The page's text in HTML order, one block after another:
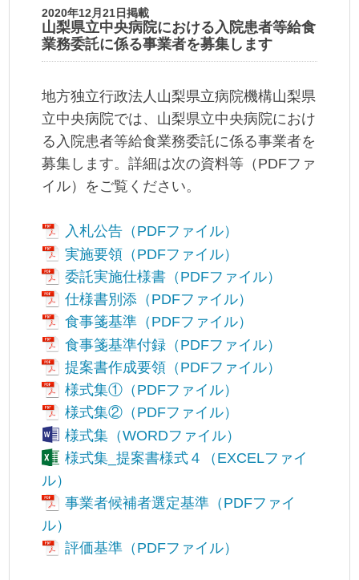
2020年12月21日掲載
山梨県立中央病院における入院患者等給食
業務委託に係る事業者を募集します
地方独立行政法人山梨県立病院機構山梨県
立中央病院では、山梨県立中央病院におけ
る入院患者等給食業務委託に係る事業者を
募集します。詳細は次の資料等（PDFファ
イル）をご覧ください。
入札公告（PDFファイル）
実施要領（PDFファイル）
委託実施仕様書（PDFファイル）
仕様書別添（PDFファイル）
食事箋基準（PDFファイル）
食事箋基準付録（PDFファイル）
提案書作成要領（PDFファイル）
様式集①（PDFファイル）
様式集②（PDFファイル）
様式集（WORDファイル）
様式集_提案書様式４（EXCELファイ
ル）
事業者候補者選定基準（PDFファイ
ル）
評価基準（PDFファイル）